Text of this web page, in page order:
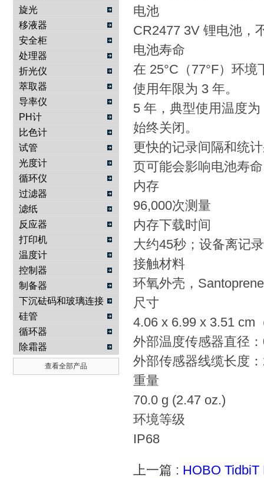
旋光
移液器
安全柜
处理器
折光仪
萃取器
导率仪
PH计
比色计
试管
光度计
循环仪
过滤器
滤纸
反应器
打印机
温度计
控制器
制备器
下沉砝码和玻璃连接
物
硅管
循环器
除霜器
查看全部产品
电池
CR2477 3V 锂电池，
电池寿命
在 25°C（77°F）环
使用年限为 3 年。
5 年，典型使用温度
始终关闭。
更快的记录间隔和统
页可能会影响电池寿
内存
96,000次测量
内存下载时间
大约45秒；设备离记
接触材料
环氧外壳，
尺寸
4.06 x 6.99 x 3.51 cm
外部温度传感器直径
外部传感器线缆长度
重量
70.0 g (2.47 oz.)
环境等级
IP68
上一篇 : HOBO